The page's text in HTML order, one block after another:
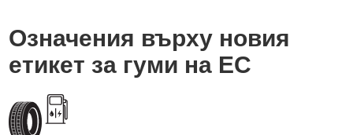
Означения върху новия
етикет за гуми на ЕС